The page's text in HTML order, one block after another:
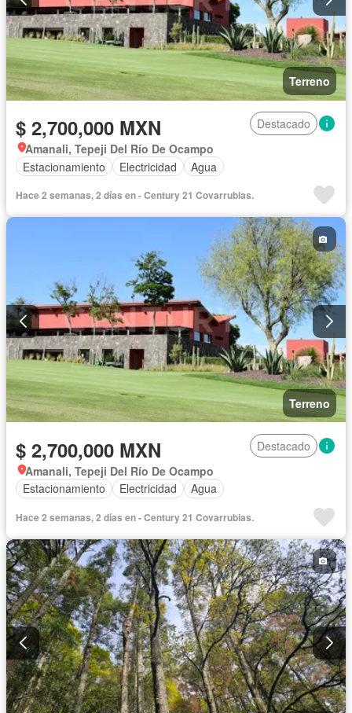
Terreno
$ 2,700,000 MXN
Destacado
Amanali, Tepeji Del Río De Ocampo
Estacionamiento
Electricidad Agua
Hace 2 semanas, 2 días en - Century 21 Covarrubias.
Terreno
$ 2,700,000 MXN
Destacado
Amanali, Tepeji Del Río De Ocampo
Estacionamiento
Electricidad Agua
Hace 2 semanas, 2 días en - Century 21 Covarrubias.